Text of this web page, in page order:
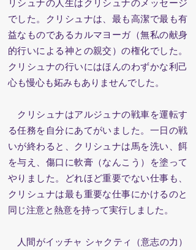
リシュナの人生はクリシュナのメッセージ
でした。クリシュナは、最も高潔で最も有
益なものであるカルマヨーガ（無私の献身
的行いによる神との親交）の権化でした。
クリシュナの行いにはほんのわずかな利己
心も慢心も妬みもありませんでした。
クリシュナはアルジュナの戦車を運転す
る任務を自分にあてがいました。一日の戦
いが終わると、クリシュナは馬を洗い、餌
を与え、傷口に軟膏（なんこう）を塗って
やりました。どれほど重要でない仕事も、
クリシュナは最も重要な仕事にかけるのと
同じ注意と熱意を持って実行しました。
人間がイッチャ シャクティ（意志の力）